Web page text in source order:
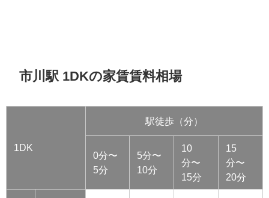
市川駅 1DKの家賃賃料相場
1DK
駅徒歩（分）
0分〜
5分
5分〜
10分
10
分〜
15分
15
分〜
20分